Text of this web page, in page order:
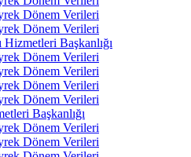
Dönem Verileri
Dönem Verileri
Hizmetleri Başkanlığı
Dönem Verileri
Dönem Verileri
Dönem Verileri
Dönem Verileri
Başkanlığı
Dönem Verileri
Dönem Verileri